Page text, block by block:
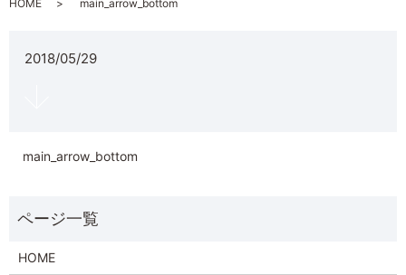
HOME main_arrow_bottom
2018/05/29
main_arrow_bottom
HOME